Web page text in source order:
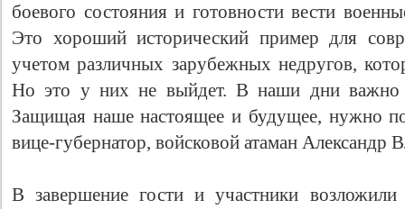
боевого состояния и готовности вести
Это хороший исторический пример для
учетом различных зарубежных недругов,
Но это у них не выйдет. В наши дни важно
Защищая наше настоящее и будущее, нужно
вице-губернатор, войсковой атаман Александр
В завершение гости и участники